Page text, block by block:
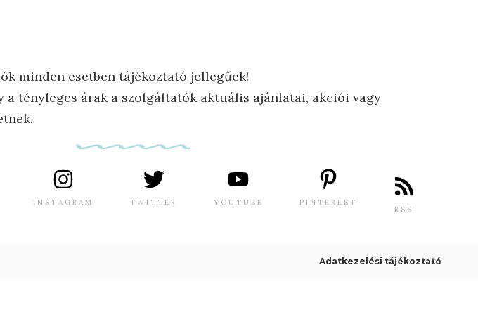
minden esetben tájékoztató jellegűek!
tényleges árak a szolgáltatók aktuális ajánlatai, akciói vagy
INSTAGRAM TWITTER YOUTUBE PINTEREST
RSS
Adatkezelési tájékoztató